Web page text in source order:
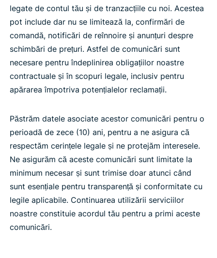
legate de contul tău și de tranzacțiile cu noi. Acestea
pot include dar nu se limitează la, confirmări de
comandă, notificări de reînnoire și anunțuri despre
schimbări de prețuri. Astfel de comunicări sunt
necesare pentru îndeplinirea obligațiilor noastre
contractuale și în scopuri legale, inclusiv pentru
apărarea împotriva potențialelor reclamații.
Păstrăm datele asociate acestor comunicări pentru o
perioadă de zece (10) ani, pentru a ne asigura că
respectăm cerințele legale și ne protejăm interesele.
Ne asigurăm că aceste comunicări sunt limitate la
minimum necesar și sunt trimise doar atunci când
sunt esențiale pentru transparență și conformitate cu
legile aplicabile. Continuarea utilizării serviciilor
noastre constituie acordul tău pentru a primi aceste
comunicări.